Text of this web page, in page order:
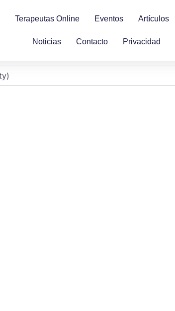
Terapeutas Online Eventos Artículos
Noticias Contacto Privacidad